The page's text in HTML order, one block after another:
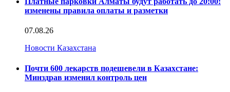
изменены правила оплаты и разметки
07.08.26
Новости Казахстана
Почти 600 лекарств подешевели в Казахстане:
Минздрав изменил контроль цен